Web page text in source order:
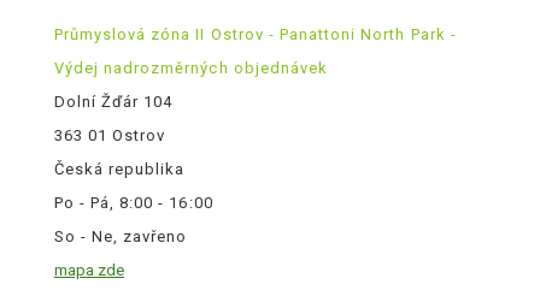
Průmyslová zóna II Ostrov - Panattoni North Park -
Výdej nadrozměrných objednávek
Dolní Žďár 104
363 01 Ostrov
Česká republika
Po - Pá, 8:00 - 16:00
So - Ne, zavřeno
mapa zde